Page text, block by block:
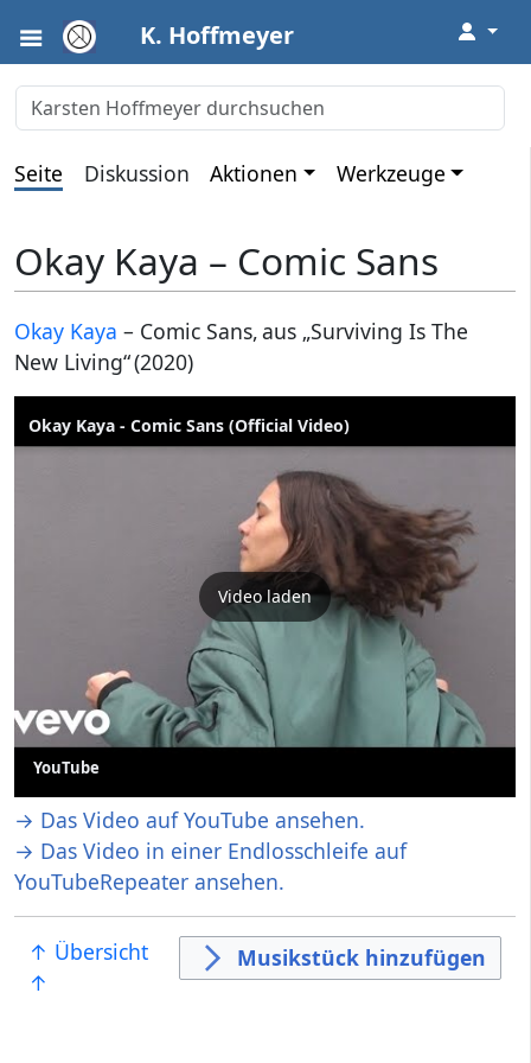
K. Hoffmeyer ↓
Seite Diskussion Aktionen Werkzeuge
Okay Kaya – Comic Sans
Okay Kaya – Comic Sans, aus „Surviving Is The
New Living“ (2020)
Okay Kaya - Comic Sans (Official Video)
Video laden
YouTube
→ Das Video auf YouTube ansehen.
→ Das Video in einer Endlosschleife auf
YouTubeRepeater ansehen.
↑ Übersicht
↑
Musikstück hinzufügen